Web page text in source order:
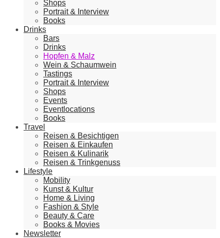
Shops
Portrait & Interview
Books
Drinks
Bars
Drinks
Hopfen & Malz
Wein & Schaumwein
Tastings
Portrait & Interview
Shops
Events
Eventlocations
Books
Travel
Reisen & Besichtigen
Reisen & Einkaufen
Reisen & Kulinarik
Reisen & Trinkgenuss
Lifestyle
Mobility
Kunst & Kultur
Home & Living
Fashion & Style
Beauty & Care
Books & Movies
Newsletter